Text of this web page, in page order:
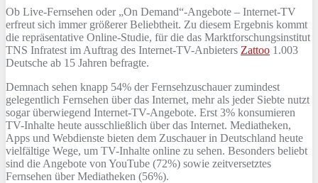
Ob Live-Fernsehen oder „On Demand“-Angebote – Internet-TV
erfreut sich immer größerer Beliebtheit. Zu diesem Ergebnis kommt
die repräsentative Online-Studie, für die das Marktforschungsinstitut
TNS Infratest im Auftrag des Internet-TV-Anbieters Zattoo 1.003
Deutsche ab 15 Jahren befragte.
Demnach sehen knapp 54% der Fernsehzuschauer zumindest
gelegentlich Fernsehen über das Internet, mehr als jeder Siebte nutzt
sogar überwiegend Internet-TV-Angebote. Erst 3% konsumieren
TV-Inhalte heute ausschließlich über das Internet. Mediatheken,
Apps und Webdienste bieten dem Zuschauer in Deutschland heute
vielfältige Wege, um TV-Inhalte online zu sehen. Besonders beliebt
sind die Angebote von YouTube (72%) sowie zeitversetztes
Fernsehen über Mediatheken (56%).